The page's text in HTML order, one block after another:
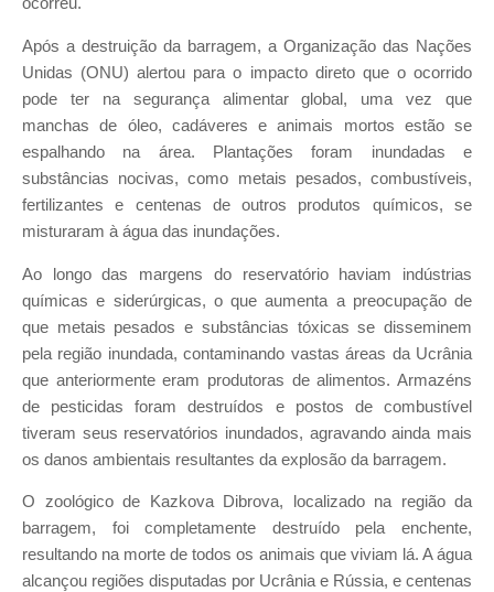
ocorreu.
Após a destruição da barragem, a Organização das Nações
Unidas (ONU) alertou para o impacto direto que o ocorrido
pode ter na segurança alimentar global, uma vez que
manchas de óleo, cadáveres e animais mortos estão se
espalhando na área. Plantações foram inundadas e
substâncias nocivas, como metais pesados, combustíveis,
fertilizantes e centenas de outros produtos químicos, se
misturaram à água das inundações.
Ao longo das margens do reservatório haviam indústrias
químicas e siderúrgicas, o que aumenta a preocupação de
que metais pesados e substâncias tóxicas se disseminem
pela região inundada, contaminando vastas áreas da Ucrânia
que anteriormente eram produtoras de alimentos. Armazéns
de pesticidas foram destruídos e postos de combustível
tiveram seus reservatórios inundados, agravando ainda mais
os danos ambientais resultantes da explosão da barragem.
O zoológico de Kazkova Dibrova, localizado na região da
barragem, foi completamente destruído pela enchente,
resultando na morte de todos os animais que viviam lá. A água
alcançou regiões disputadas por Ucrânia e Rússia, e centenas